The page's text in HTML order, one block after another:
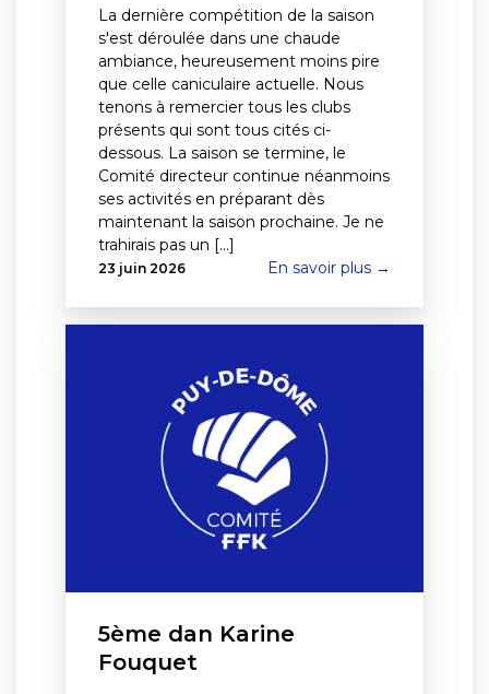
La dernière compétition de la saison
s'est déroulée dans une chaude
ambiance, heureusement moins pire
que celle caniculaire actuelle. Nous
tenons à remercier tous les clubs
présents qui sont tous cités ci-
dessous. La saison se termine, le
Comité directeur continue néanmoins
ses activités en préparant dès
maintenant la saison prochaine. Je ne
trahirais pas un [...]
23 juin 2026 En savoir plus →
5ème dan Karine
Fouquet